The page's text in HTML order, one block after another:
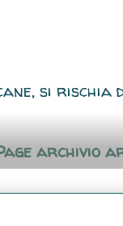
si rischia
archivio